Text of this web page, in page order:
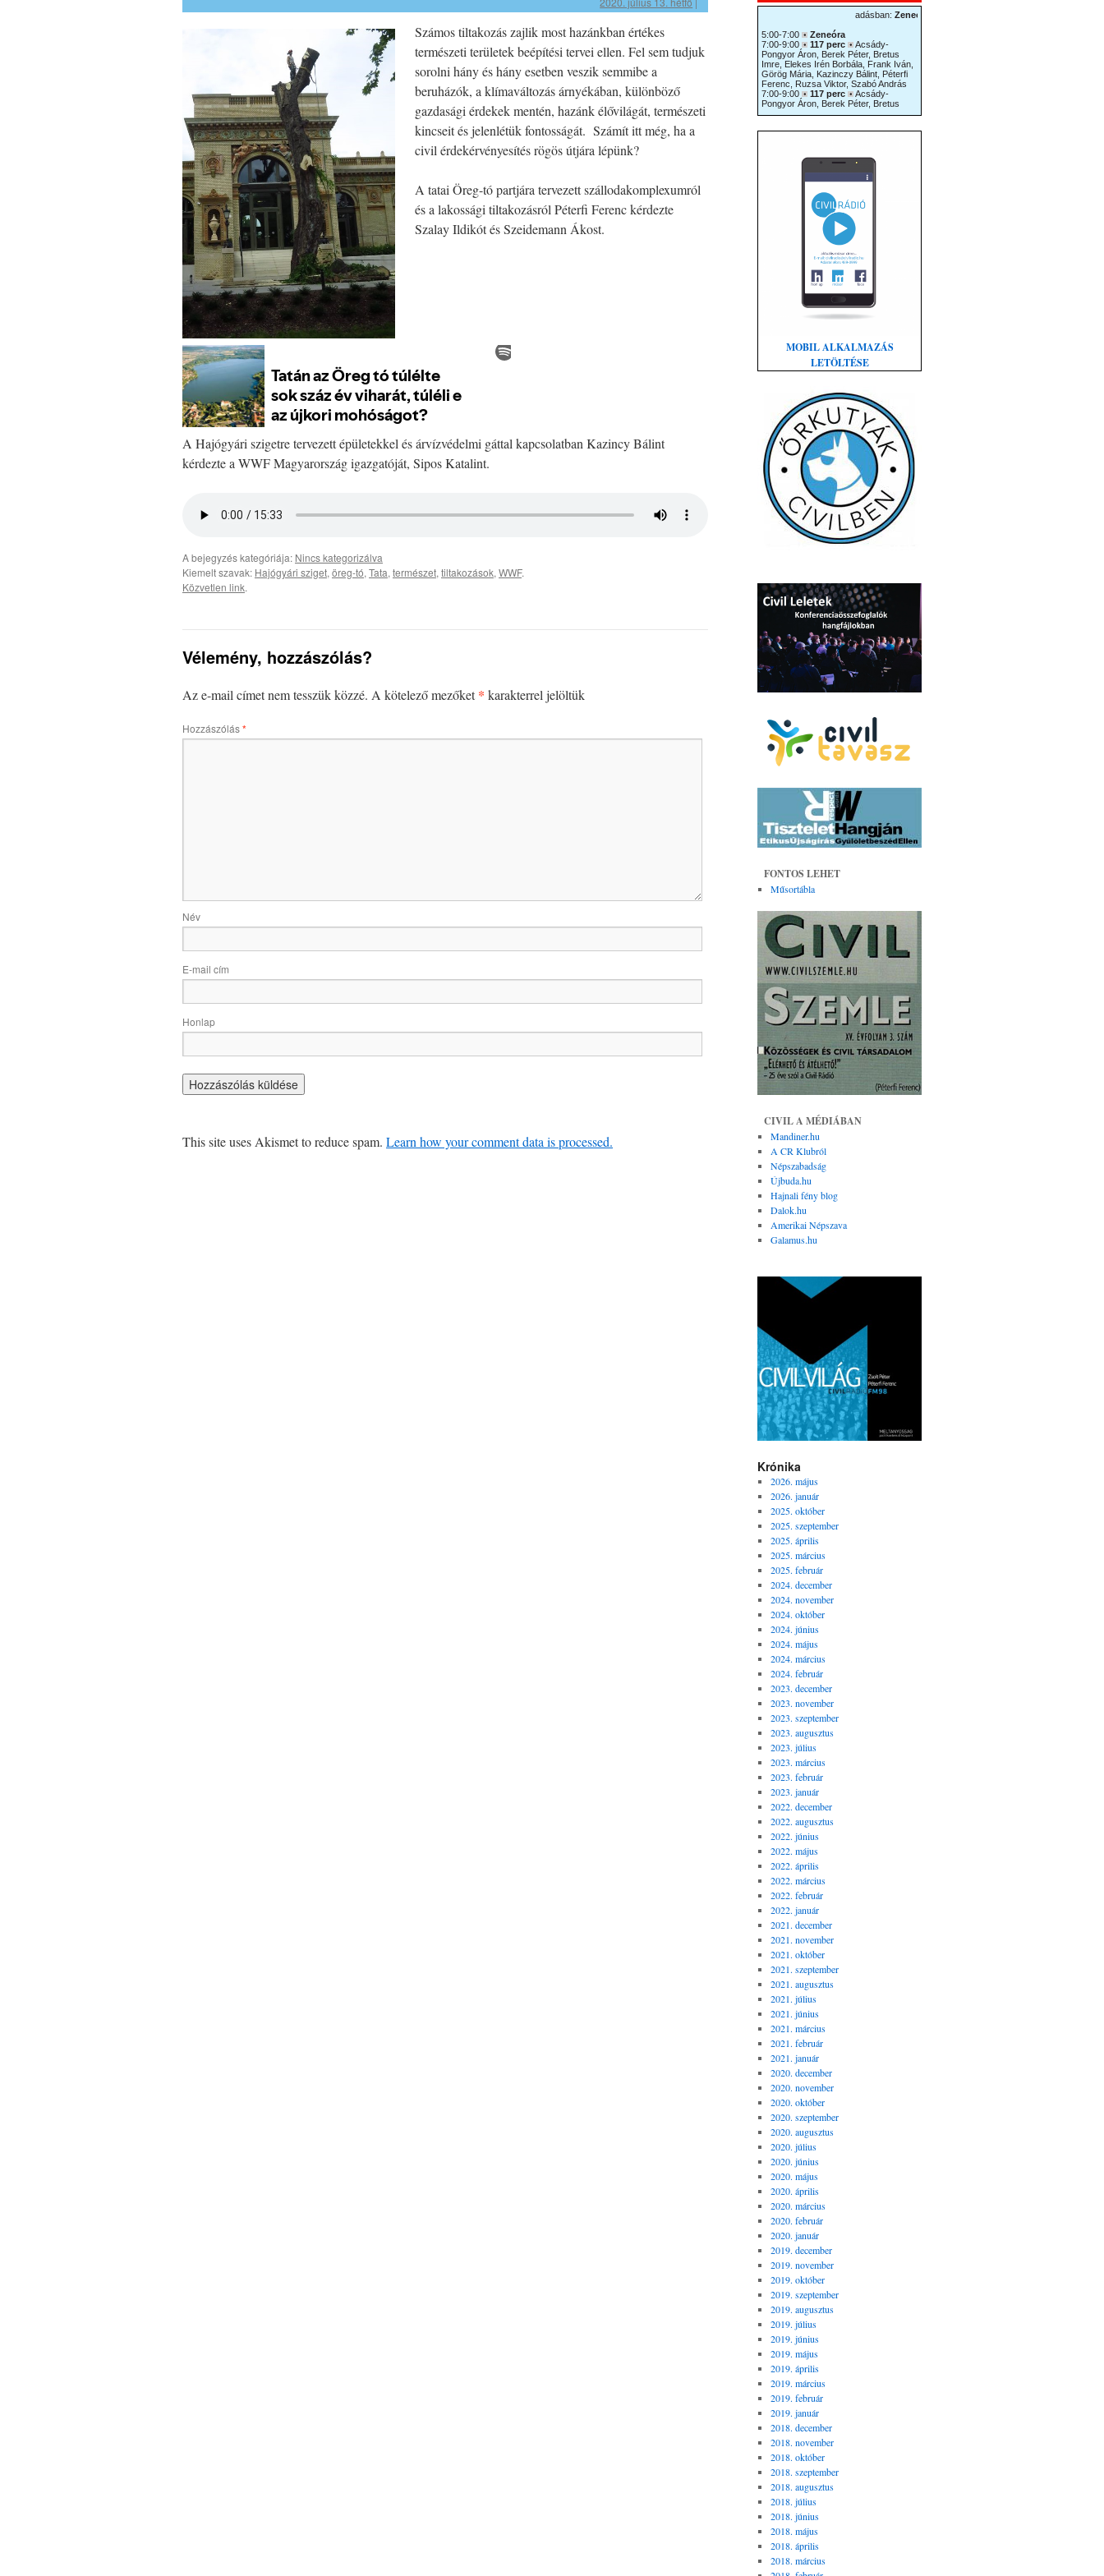
Számos tiltakozás zajlik most hazánkban értékes
természeti területek beépítési tervei ellen. Fel sem tudjuk
sorolni hány és hány esetben veszik semmibe a
beruházók, a klímaváltozás árnyékában, különböző
gazdasági érdekek mentén, hazánk élővilágát, természeti
kincseit és jelenlétük fontosságát. Számít itt még, ha a
civil érdekérvényesítés rögös útjára lépünk?
A tatai Öreg-tó partjára tervezett szállodakomplexumról
és a lakossági tiltakozásról Péterfi Ferenc kérdezte
Szalay Ildikót és Szeidemann Ákost.
A Hajógyári szigetre tervezett épületekkel és árvízvédelmi gáttal kapcsolatban Kazincy Bálint
kérdezte a WWF Magyarország igazgatóját, Sipos Katalint.
A bejegyzés kategóriája: Nincs kategorizálva
Kiemelt szavak: Hajógyári sziget, öreg-tó, Tata, természet, tiltakozások, WWF.
Közvetlen link.
Vélemény, hozzászólás?
Az e-mail címet nem tesszük közzé. A kötelező mezőket* karakterrel jelöltük
Hozzászólás*
Név
E-mail cím
Honlap
This site uses Akismet to reduce spam. Learn how your comment data is processed.
MOBIL ALKALMAZÁS
LETÖLTÉSE
FONTOS LEHET
Műsortábla
CIVIL A MÉDIÁBAN
Mandiner.hu
A CR Klubról
Népszabadság
Újbuda.hu
Hajnali fény blog
Dalok.hu
Amerikai Népszava
Galamus.hu
Krónika
2026. május
2026. január
2025. október
2025. szeptember
2025. április
2025. március
2025. február
2024. december
2024. november
2024. október
2024. június
2024. május
2024. március
2024. február
2023. december
2023. november
2023. szeptember
2023. augusztus
2023. július
2023. március
2023. február
2023. január
2022. december
2022. augusztus
2022. június
2022. május
2022. április
2022. március
2022. február
2022. január
2021. december
2021. november
2021. október
2021. szeptember
2021. augusztus
2021. július
2021. június
2021. március
2021. február
2021. január
2020. december
2020. november
2020. október
2020. szeptember
2020. augusztus
2020. július
2020. június
2020. május
2020. április
2020. március
2020. február
2020. január
2019. december
2019. november
2019. október
2019. szeptember
2019. augusztus
2019. július
2019. június
2019. május
2019. április
2019. március
2019. február
2019. január
2018. december
2018. november
2018. október
2018. szeptember
2018. augusztus
2018. július
2018. június
2018. május
2018. április
2018. március